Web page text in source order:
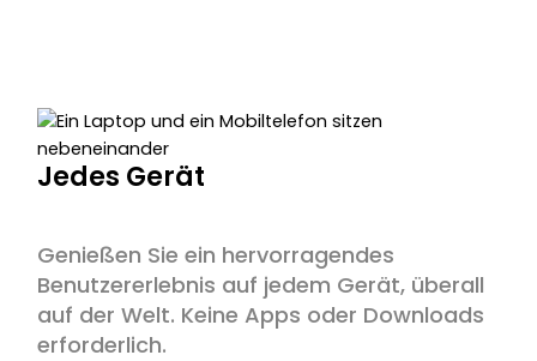
Jedes Gerät
Genießen Sie ein hervorragendes
Benutzererlebnis auf jedem Gerät, überall
auf der Welt. Keine Apps oder Downloads
erforderlich.